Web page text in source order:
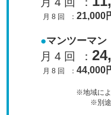
月 8 回 ：21,000
マンツーマン
月 4 回 ：
月 8 回 ：44,000
※地域によ
※別途